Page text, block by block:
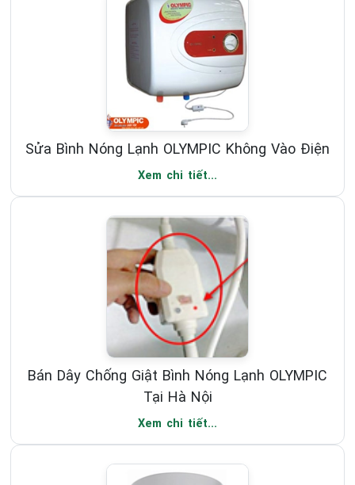
Sửa Bình Nóng Lạnh OLYMPIC Không Vào Điện
Xem chi tiết...
Bán Dây Chống Giật Bình Nóng Lạnh OLYMPIC
Tại Hà Nội
Xem chi tiết...